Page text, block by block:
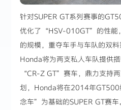
针对SUPER GT系列赛事的
优化了“HSV-010GT”的性能
的规模，重夺车手与车队的双
Honda将为两支私人车队提供
“CR-Z GT”赛车，鼎力支持
划，Honda将在2014年
念车”为基础的SUPER GT赛车